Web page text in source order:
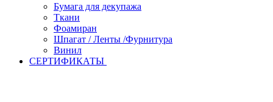
Бумага для декупажа
Ткани
Фоамиран
Шпагат / Ленты /Фурнитура
Винил
СЕРТИФИКАТЫ